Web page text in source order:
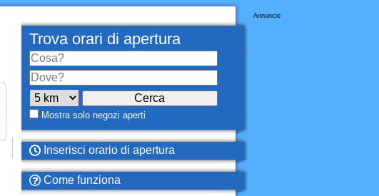
Annuncio
Trova orari di apertura
Mostra solo negozi aperti
Inserisci orario di apertura
Come funziona